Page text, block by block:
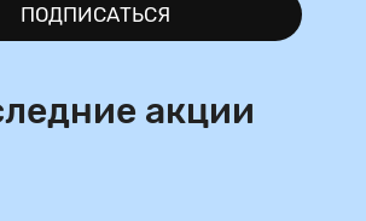
ПОДПИСАТЬСЯ
акции